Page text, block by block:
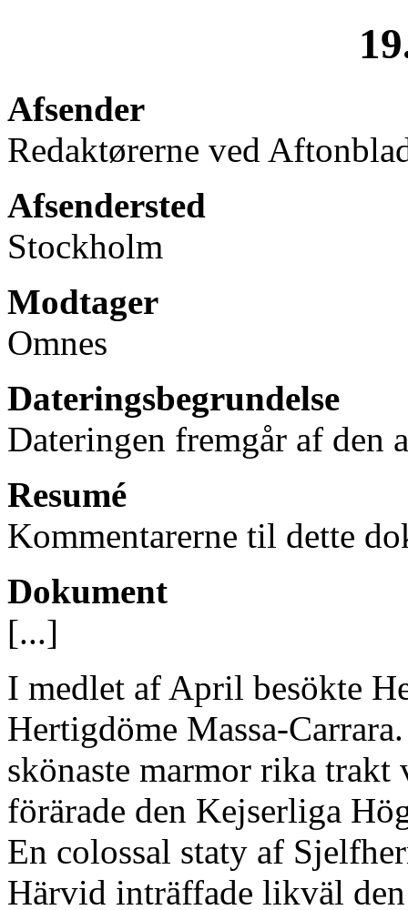
Afsender
Redaktørerne ved
Afsendersted
Stockholm
Modtager
Omnes
Dateringsbegrundelse
Dateringen fremgår af den
Resumé
Kommentarerne til dette
Dokument
[...]
I medlet af April besökte
Hertigdöme Massa-
skönaste marmor rika
förärade den Kejserliga
En colossal staty af
Härvid inträffade likväl